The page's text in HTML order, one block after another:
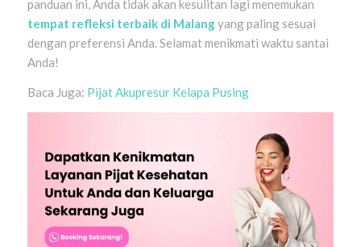
panduan ini, Anda tidak akan kesulitan lagi menemukan
tempat refleksi terbaik di Malangyang paling sesuai
dengan preferensi Anda. Selamat menikmati waktu santai
Anda!
Baca Juga: Pijat Akupresur Kelapa Pusing